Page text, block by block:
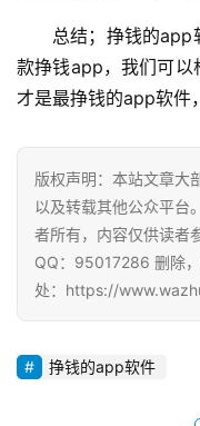
总结；挣钱的app
款挣钱app，我们可以
才是最挣钱的app软件
版权声明：本站文章大
以及转载其他公众平台
者所有，内容仅供读者
QQ：95017286 删除
处：https://
挣钱的app软件